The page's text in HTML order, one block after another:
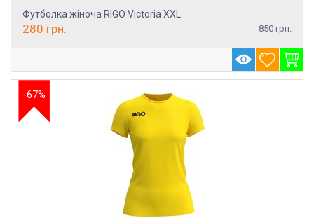
Футболка жіноча RIGO Victoria XXL
280 грн. 850 грн.
-67%